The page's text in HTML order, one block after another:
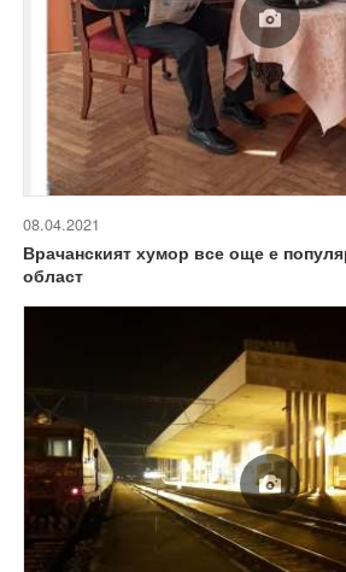
08.04.2021
Врачанският хумор все още е
област